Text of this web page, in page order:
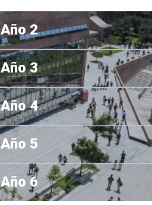
Año 2
Año 3
Año 4
Año 5
Año 6